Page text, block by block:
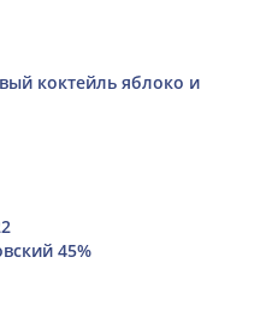
коктейль яблоко и
45%